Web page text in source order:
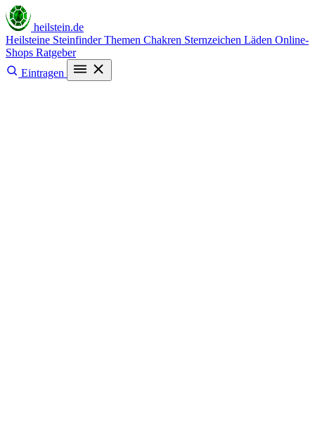
heilstein.de
Heilsteine SteinfinderThemen Chakren Sternzeichen Läden Online-
Shops Ratgeber
Eintragen